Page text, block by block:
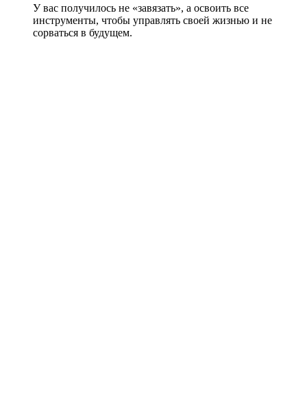
У вас получилось не «завязать», а освоить все
инструменты, чтобы управлять своей жизнью и не
сорваться в будущем.